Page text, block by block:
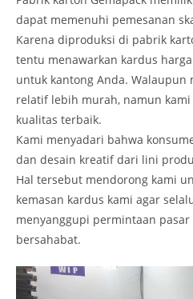
dapat memenuhi pemesanan
Karena diproduksi di pabrik
tentu menawarkan kardus
untuk kantong Anda. Walaupun
relatif lebih murah, namun
kualitas terbaik.
Kami menyadari bahwa
dan desain kreatif dari lini
Hal tersebut mendorong kami
kemasan kardus kami agar
menyanggupi permintaan
bersahabat.